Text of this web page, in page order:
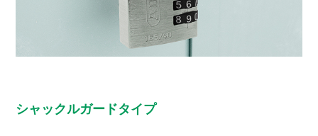
シャックルガードタイプ